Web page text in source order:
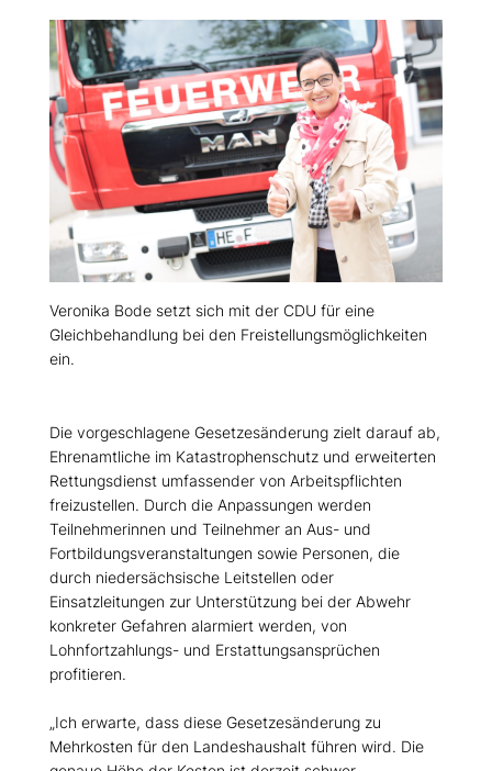
Veronika Bode setzt sich mit der CDU für eine
Gleichbehandlung bei den Freistellungsmöglichkeiten
ein.
Die vorgeschlagene Gesetzesänderung zielt darauf ab,
Ehrenamtliche im Katastrophenschutz und erweiterten
Rettungsdienst umfassender von Arbeitspflichten
freizustellen. Durch die Anpassungen werden
Teilnehmerinnen und Teilnehmer an Aus- und
Fortbildungsveranstaltungen sowie Personen, die
durch niedersächsische Leitstellen oder
Einsatzleitungen zur Unterstützung bei der Abwehr
konkreter Gefahren alarmiert werden, von
Lohnfortzahlungs- und Erstattungsansprüchen
profitieren.
Ich erwarte, dass diese Gesetzesänderung zu
Mehrkosten für den Landeshaushalt führen wird. Die